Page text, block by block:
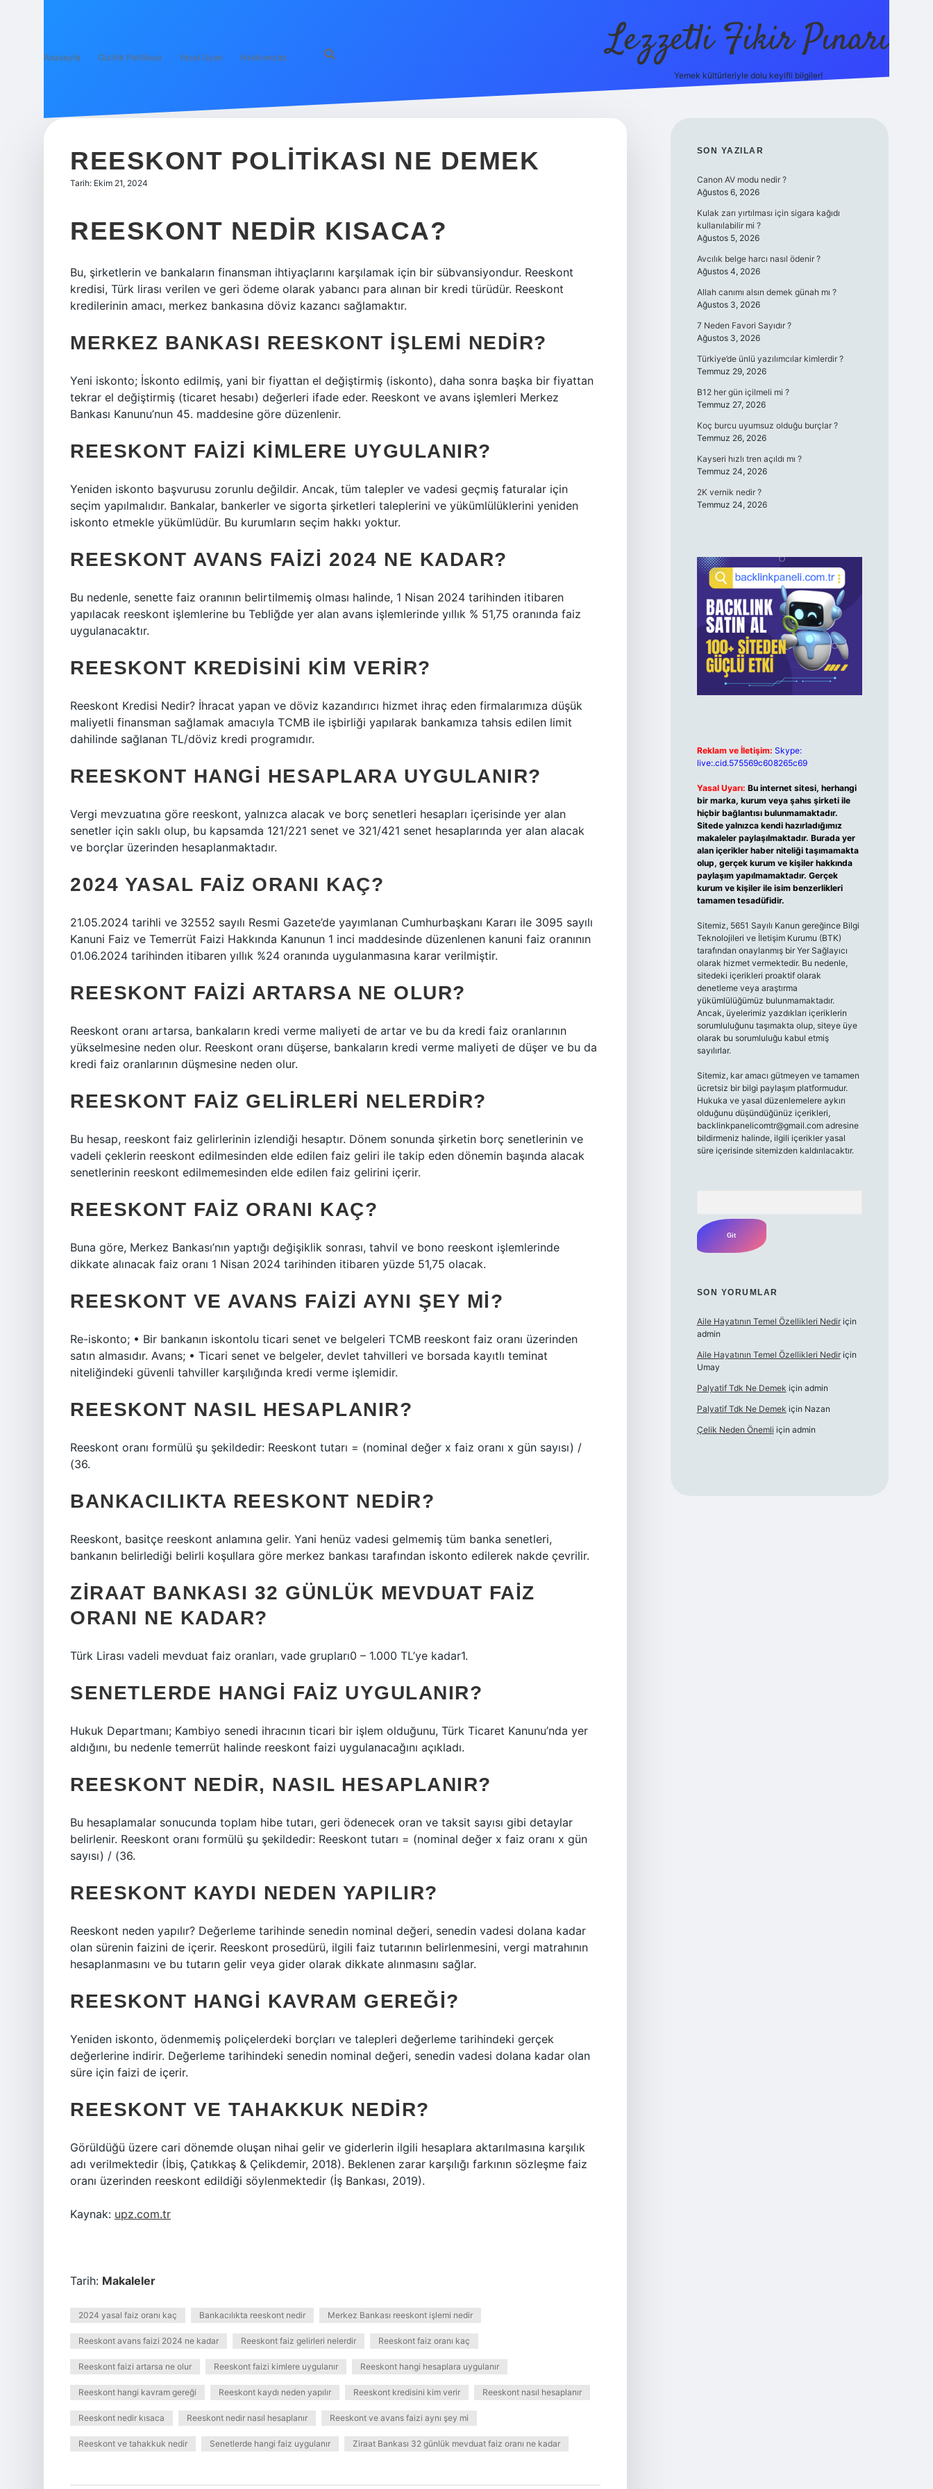
Anasayfa Gizlilik Politikası Yasal Uyarı Hakkımızda Lezzetli Fikir Pınarı
Yemek kültürleriyle dolu keyifli bilgiler!
REESKONT POLITIKASI NE DEMEK
Tarih: Ekim 21, 2024
REESKONT NEDIR KISACA?
Bu, şirketlerin ve bankaların finansman ihtiyaçlarını karşılamak için bir sübvansiyondur. Reeskont
kredisi, Türk lirası verilen ve geri ödeme olarak yabancı para alınan bir kredi türüdür. Reeskont
kredilerinin amacı, merkez bankasına döviz kazancı sağlamaktır.
MERKEZ BANKASI REESKONT IŞLEMI NEDIR?
Yeni iskonto; İskonto edilmiş, yani bir fiyattan el değiştirmiş (iskonto), daha sonra başka bir fiyattan
tekrar el değiştirmiş (ticaret hesabı) değerleri ifade eder. Reeskont ve avans işlemleri Merkez
Bankası Kanunu’nun 45. maddesine göre düzenlenir.
REESKONT FAIZI KIMLERE UYGULANIR?
Yeniden iskonto başvurusu zorunlu değildir. Ancak, tüm talepler ve vadesi geçmiş faturalar için
seçim yapılmalıdır. Bankalar, bankerler ve sigorta şirketleri taleplerini ve yükümlülüklerini yeniden
iskonto etmekle yükümlüdür. Bu kurumların seçim hakkı yoktur.
REESKONT AVANS FAIZI 2024 NE KADAR?
Bu nedenle, senette faiz oranının belirtilmemiş olması halinde, 1 Nisan 2024 tarihinden itibaren
yapılacak reeskont işlemlerine bu Tebliğde yer alan avans işlemlerinde yıllık % 51,75 oranında faiz
uygulanacaktır.
REESKONT KREDISINI KIM VERIR?
Reeskont Kredisi Nedir? İhracat yapan ve döviz kazandırıcı hizmet ihraç eden firmalarımıza düşük
maliyetli finansman sağlamak amacıyla TCMB ile işbirliği yapılarak bankamıza tahsis edilen limit
dahilinde sağlanan TL/döviz kredi programıdır.
REESKONT HANGI HESAPLARA UYGULANIR?
Vergi mevzuatına göre reeskont, yalnızca alacak ve borç senetleri hesapları içerisinde yer alan
senetler için saklı olup, bu kapsamda 121/221 senet ve 321/421 senet hesaplarında yer alan alacak
ve borçlar üzerinden hesaplanmaktadır.
2024 YASAL FAIZ ORANI KAÇ?
21.05.2024 tarihli ve 32552 sayılı Resmi Gazete’de yayımlanan Cumhurbaşkanı Kararı ile 3095 sayılı
Kanuni Faiz ve Temerrüt Faizi Hakkında Kanunun 1 inci maddesinde düzenlenen kanuni faiz oranının
01.06.2024 tarihinden itibaren yıllık %24 oranında uygulanmasına karar verilmiştir.
REESKONT FAIZI ARTARSA NE OLUR?
Reeskont oranı artarsa, bankaların kredi verme maliyeti de artar ve bu da kredi faiz oranlarının
yükselmesine neden olur. Reeskont oranı düşerse, bankaların kredi verme maliyeti de düşer ve bu da
kredi faiz oranlarının düşmesine neden olur.
REESKONT FAIZ GELIRLERI NELERDIR?
Bu hesap, reeskont faiz gelirlerinin izlendiği hesaptır. Dönem sonunda şirketin borç senetlerinin ve
vadeli çeklerin reeskont edilmesinden elde edilen faiz geliri ile takip eden dönemin başında alacak
senetlerinin reeskont edilmemesinden elde edilen faiz gelirini içerir.
REESKONT FAIZ ORANI KAÇ?
Buna göre, Merkez Bankası’nın yaptığı değişiklik sonrası, tahvil ve bono reeskont işlemlerinde
dikkate alınacak faiz oranı 1 Nisan 2024 tarihinden itibaren yüzde 51,75 olacak.
REESKONT VE AVANS FAIZI AYNI ŞEY MI?
Re-iskonto; • Bir bankanın iskontolu ticari senet ve belgeleri TCMB reeskont faiz oranı üzerinden
satın almasıdır. Avans; • Ticari senet ve belgeler, devlet tahvilleri ve borsada kayıtlı teminat
niteliğindeki güvenli tahviller karşılığında kredi verme işlemidir.
REESKONT NASIL HESAPLANIR?
Reeskont oranı formülü şu şekildedir: Reeskont tutarı = (nominal değer x faiz oranı x gün sayısı) /
(36.
BANKACILIKTA REESKONT NEDIR?
Reeskont, basitçe reeskont anlamına gelir. Yani henüz vadesi gelmemiş tüm banka senetleri,
bankanın belirlediği belirli koşullara göre merkez bankası tarafından iskonto edilerek nakde çevrilir.
ZIRAAT BANKASI 32 GÜNLÜK MEVDUAT FAIZ
ORANI NE KADAR?
Türk Lirası vadeli mevduat faiz oranları, vade grupları0 – 1.000 TL’ye kadar1.
SENETLERDE HANGI FAIZ UYGULANIR?
Hukuk Departmanı; Kambiyo senedi ihracının ticari bir işlem olduğunu, Türk Ticaret Kanunu’nda yer
aldığını, bu nedenle temerrüt halinde reeskont faizi uygulanacağını açıkladı.
REESKONT NEDIR, NASIL HESAPLANIR?
Bu hesaplamalar sonucunda toplam hibe tutarı, geri ödenecek oran ve taksit sayısı gibi detaylar
belirlenir. Reeskont oranı formülü şu şekildedir: Reeskont tutarı = (nominal değer x faiz oranı x gün
sayısı) / (36.
REESKONT KAYDI NEDEN YAPILIR?
Reeskont neden yapılır? Değerleme tarihinde senedin nominal değeri, senedin vadesi dolana kadar
olan sürenin faizini de içerir. Reeskont prosedürü, ilgili faiz tutarının belirlenmesini, vergi matrahının
hesaplanmasını ve bu tutarın gelir veya gider olarak dikkate alınmasını sağlar.
REESKONT HANGI KAVRAM GEREĞI?
Yeniden iskonto, ödenmemiş poliçelerdeki borçları ve talepleri değerleme tarihindeki gerçek
değerlerine indirir. Değerleme tarihindeki senedin nominal değeri, senedin vadesi dolana kadar olan
süre için faizi de içerir.
REESKONT VE TAHAKKUK NEDIR?
Görüldüğü üzere cari dönemde oluşan nihai gelir ve giderlerin ilgili hesaplara aktarılmasına karşılık
adı verilmektedir (İbiş, Çatıkkaş & Çelikdemir, 2018). Beklenen zarar karşılığı farkının sözleşme faiz
oranı üzerinden reeskont edildiği söylenmektedir (İş Bankası, 2019).
Kaynak: upz.com.tr
Tarih: Makaleler
2024 yasal faiz oranı kaç Bankacılıkta reeskont nedir Merkez Bankası reeskont işlemi nedir
Reeskont avans faizi 2024 ne kadar Reeskont faiz gelirleri nelerdir Reeskont faiz oranı kaç
Reeskont faizi artarsa ne olur Reeskont faizi kimlere uygulanır Reeskont hangi hesaplara uygulanır
Reeskont hangi kavram gereği Reeskont kaydı neden yapılır Reeskont kredisini kim verir Reeskont nasıl hesaplanır
Reeskont nedir kısaca Reeskont nedir nasıl hesaplanır Reeskont ve avans faizi aynı şey mi
Reeskont ve tahakkuk nedir Senetlerde hangi faiz uygulanır Ziraat Bankası 32 günlük mevduat faiz oranı ne kadar
SIDEBAR
SON YAZILAR
Canon AV modu nedir ?
Ağustos 6, 2026
Kulak zarı yırtılması için sigara kağıdı
kullanılabilir mi ?
Ağustos 5, 2026
Avcılık belge harcı nasıl ödenir ?
Ağustos 4, 2026
Allah canımı alsın demek günah mı ?
Ağustos 3, 2026
7 Neden Favori Sayıdır ?
Ağustos 3, 2026
Türkiye’de ünlü yazılımcılar kimlerdir ?
Temmuz 29, 2026
B12 her gün içilmeli mi ?
Temmuz 27, 2026
Koç burcu uyumsuz olduğu burçlar ?
Temmuz 26, 2026
Kayseri hızlı tren açıldı mı ?
Temmuz 24, 2026
2K vernik nedir ?
Temmuz 24, 2026
Reklam ve İletişim: Skype:
live:.cid.575569c608265c69
Yasal Uyarı: Bu internet sitesi, herhangi
bir marka, kurum veya şahıs şirketi ile
hiçbir bağlantısı bulunmamaktadır.
Sitede yalnızca kendi hazırladığımız
makaleler paylaşılmaktadır. Burada yer
alan içerikler haber niteliği taşımamakta
olup, gerçek kurum ve kişiler hakkında
paylaşım yapılmamaktadır. Gerçek
kurum ve kişiler ile isim benzerlikleri
tamamen tesadüfidir.
Sitemiz, 5651 Sayılı Kanun gereğince Bilgi
Teknolojileri ve İletişim Kurumu (BTK)
tarafından onaylanmış bir Yer Sağlayıcı
olarak hizmet vermektedir. Bu nedenle,
sitedeki içerikleri proaktif olarak
denetleme veya araştırma
yükümlülüğümüz bulunmamaktadır.
Ancak, üyelerimiz yazdıkları içeriklerin
sorumluluğunu taşımakta olup, siteye üye
olarak bu sorumluluğu kabul etmiş
sayılırlar.
Sitemiz, kar amacı gütmeyen ve tamamen
ücretsiz bir bilgi paylaşım platformudur.
Hukuka ve yasal düzenlemelere aykırı
olduğunu düşündüğünüz içerikleri,
backlinkpanelicomtr@gmail.comadresine
bildirmeniz halinde, ilgili içerikler yasal
süre içerisinde sitemizden kaldırılacaktır.
SON YORUMLAR
Aile Hayatının Temel Özellikleri Nediriçin
admin
Aile Hayatının Temel Özellikleri Nediriçin
Umay
Palyatif Tdk Ne Demek için admin
Palyatif Tdk Ne Demek için Nazan
Çelik Neden Önemli için admin